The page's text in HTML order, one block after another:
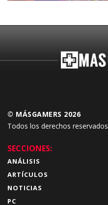
© MÁSGAMERS 2026
Todos los derechos reservados
SECCIONES:
ANÁLISIS
ARTÍCULOS
NOTICIAS
PC